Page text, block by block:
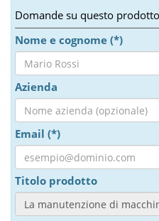
Domande su questo
Nome e cognome (*)
Azienda
Email (*)
Titolo prodotto